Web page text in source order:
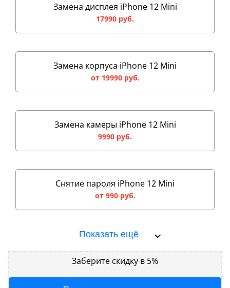
Замена дисплея iPhone 12 Mini
17990 руб.
Замена корпуса iPhone 12 Mini
от 19990 руб.
Замена камеры iPhone 12 Mini
9990 руб.
Снятие пароля iPhone 12 Mini
от 990 руб.
Показать ещё
Заберите скидку в 5%